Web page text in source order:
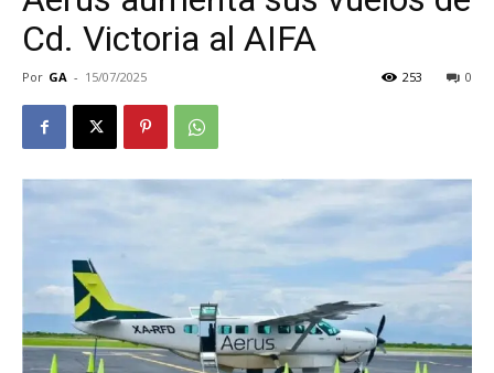
Cd. Victoria al AIFA
Por GA - 15/07/2025 0
253